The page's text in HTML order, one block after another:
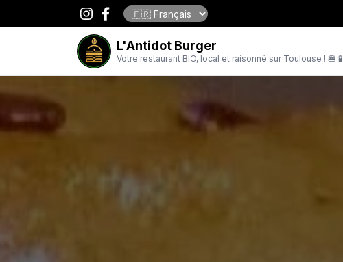
L'Antidot Burger
Votre restaurant BIO, local et raisonné sur Toulouse ! 🍔 🧪